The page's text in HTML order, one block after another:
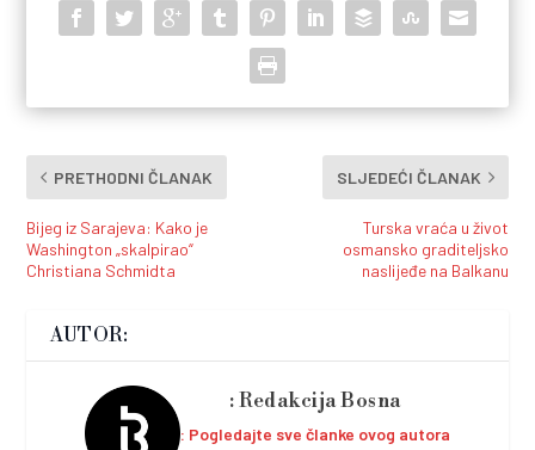
PRETHODNI ČLANAK
Bijeg iz Sarajeva: Kako je
Washington „skalpirao“
Christiana Schmidta
SLJEDEĆI ČLANAK
Turska vraća u život
osmansko graditeljsko
naslijeđe na Balkanu
AUTOR:
Redakcija Bosna
Pogledajte sve članke ovog autora